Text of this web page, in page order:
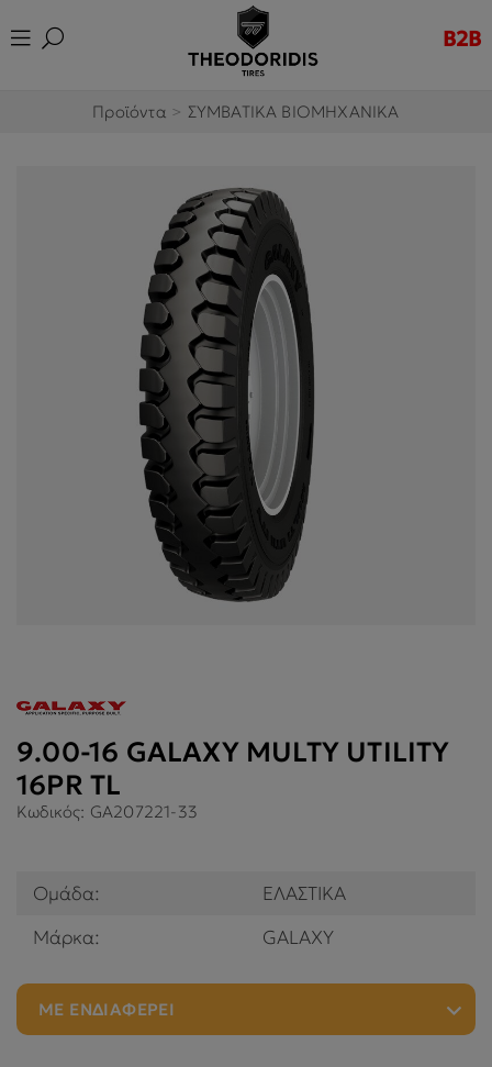
B2B
Προϊόντα > ΣΥΜΒΑΤΙΚΑ ΒΙΟΜΗΧΑΝΙΚΑ
9.00-16 GALAXY MULTY UTILITY
16PR TL
Κωδικός: GA207221-33
Ομάδα:
ΕΛΑΣΤΙΚΑ
Μάρκα:
GALAXY
ΜΕ ΕΝΔΙΑΦΕΡΕΙ